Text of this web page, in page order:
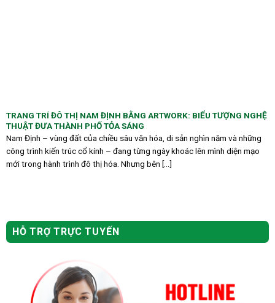
TRANG TRÍ ĐÔ THỊ NAM ĐỊNH BẰNG ARTWORK: BIỂU TƯỢNG NGHỆ
THUẬT ĐƯA THÀNH PHỐ TỎA SÁNG
Nam Định – vùng đất của chiều sâu văn hóa, di sản nghìn năm và những
công trình kiến trúc cổ kính – đang từng ngày khoác lên mình diện mạo
mới trong hành trình đô thị hóa. Nhưng bên [...]
HỖ TRỢ TRỰC TUYẾN